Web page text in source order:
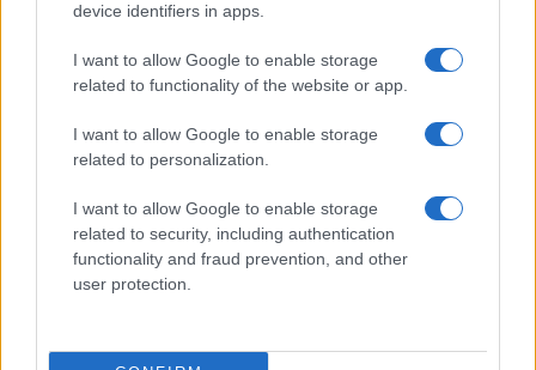
device identifiers in apps.
I want to allow Google to enable storage
related to functionality of the website or app.
I want to allow Google to enable storage
related to personalization.
I want to allow Google to enable storage
related to security, including authentication
functionality and fraud prevention, and other
user protection.